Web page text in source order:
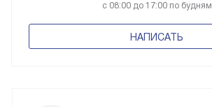
с 08:00 до 17:00 по будням
НАПИСАТЬ